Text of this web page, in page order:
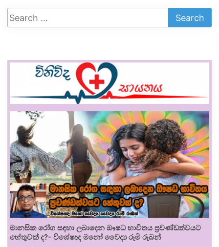
මානසික රෝග සඳහා ලබාදෙන ඖෂධ භාවිතය ප්‍රචණ්ඩත්වයට
හේතුවක් ද?- විශේෂඥ මනෝ වෛද්‍ය රූමි රූබන්